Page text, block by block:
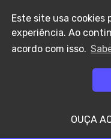
Este site usa cookies
experiência. Ao
acordo com isso.
OUÇA